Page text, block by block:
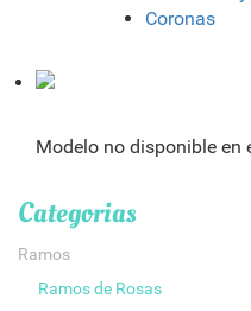
Coronas
Modelo no disponible en
Categorias
Ramos
Ramos de Rosas